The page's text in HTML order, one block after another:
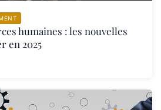
humaines : les nouvelles
en 2025